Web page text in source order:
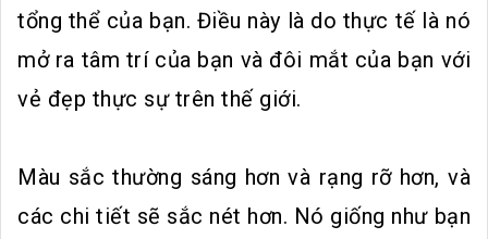
tổng thể của bạn. Điều này là do thực tế là nó
mở ra tâm trí của bạn và đôi mắt của bạn với
vẻ đẹp thực sự trên thế giới.
Màu sắc thường sáng hơn và rạng rỡ hơn, và
các chi tiết sẽ sắc nét hơn. Nó giống như bạn